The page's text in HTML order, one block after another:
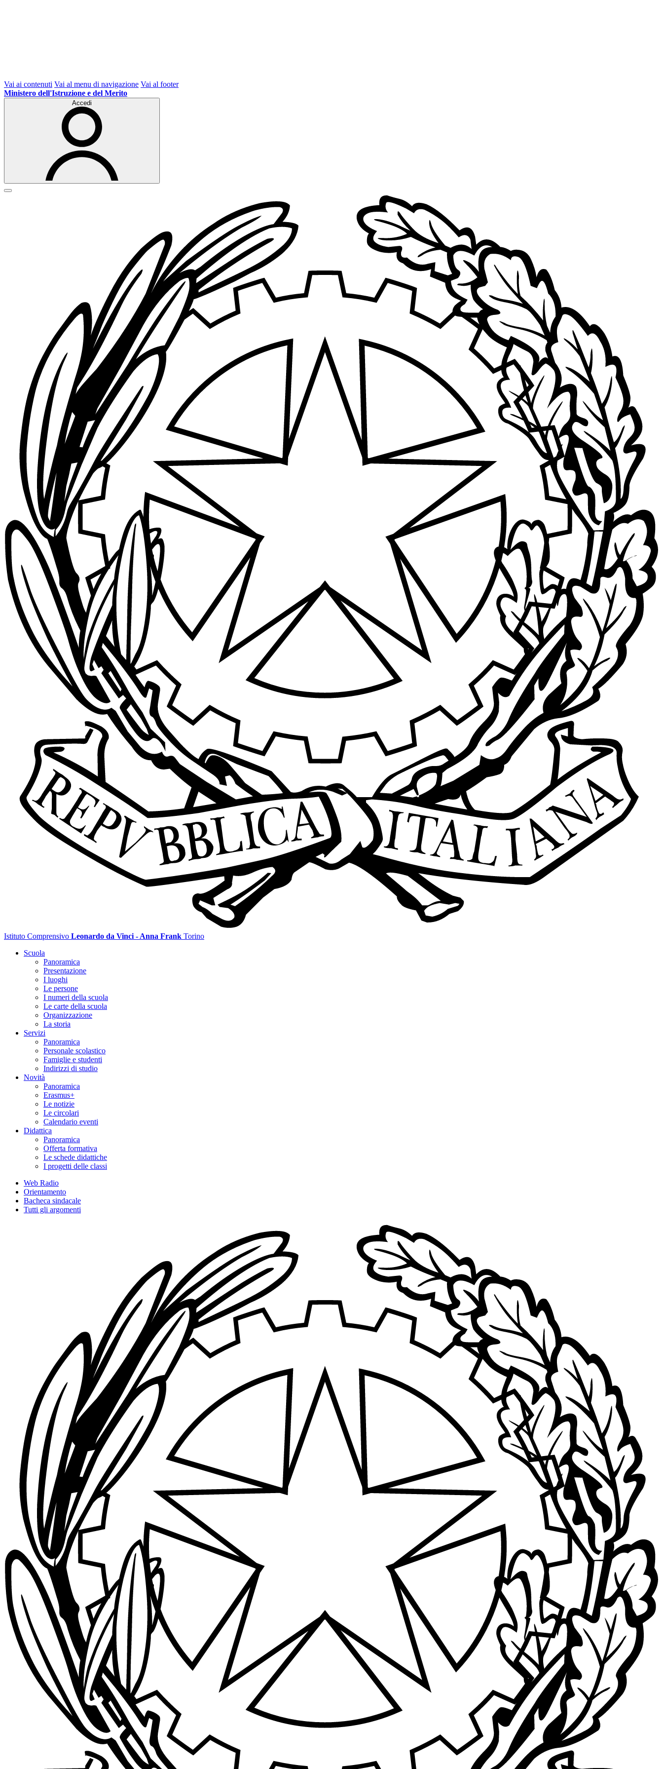
Vai ai contenuti Vai al menu di navigazione Vai al footer
Ministero dell'Istruzione e del Merito
Accedi
Istituto Comprensivo Leonardo da Vinci - Anna Frank Torino
Scuola
Panoramica
Presentazione
I luoghi
Le persone
I numeri della scuola
Le carte della scuola
Organizzazione
La storia
Servizi
Panoramica
Personale scolastico
Famiglie e studenti
Indirizzi di studio
Novità
Panoramica
Erasmus+
Le notizie
Le circolari
Calendario eventi
Didattica
Panoramica
Offerta formativa
Le schede didattiche
I progetti delle classi
Web Radio
Orientamento
Bacheca sindacale
Tutti gli argomenti